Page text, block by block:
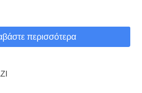
περισσότερα